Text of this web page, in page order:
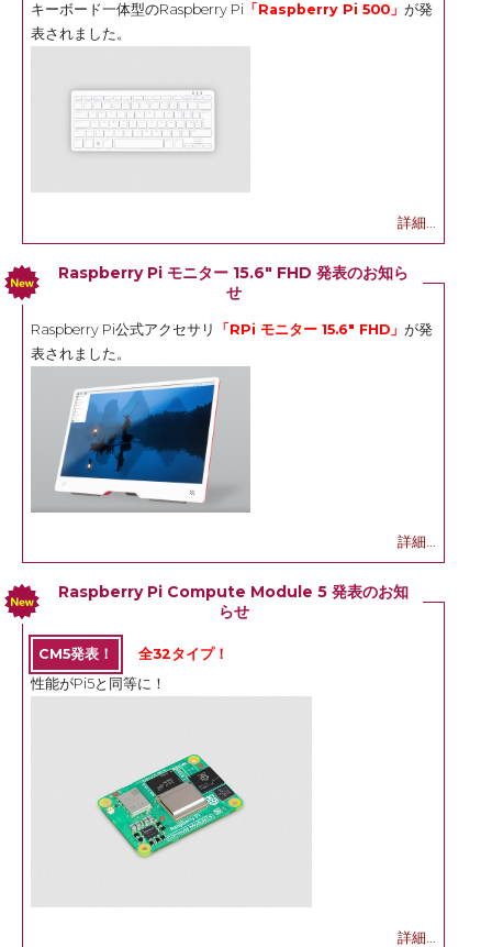
キーボード一体型のRaspberry Pi 「Raspberry Pi 500」 が発
表されました。
詳細...
Raspberry Pi モニター 15.6" FHD 発表のお知ら
せ
Raspberry Pi公式アクセサリ 「RPi モニター 15.6" FHD」 が発
表されました。
詳細...
Raspberry Pi Compute Module 5 発表のお知
らせ
CM5発表！
全32タイプ！
性能がPi5と同等に！
詳細...